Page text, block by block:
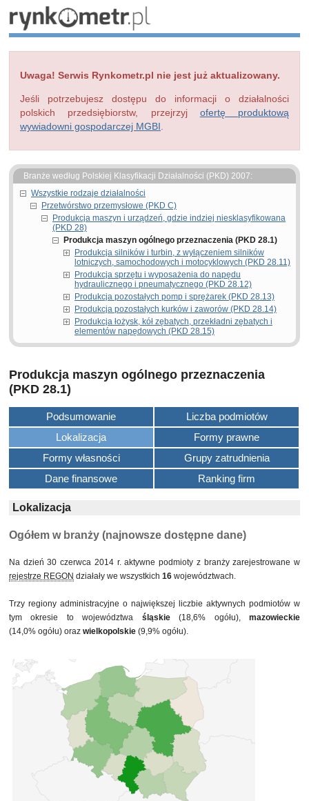
Uwaga! Serwis Rynkometr.pl nie jest już aktualizowany.
Jeśli potrzebujesz dostępu do informacji o działalności
polskich przedsiębiorstw, przejrzyj ofertę produktową
wywiadowni gospodarczej MGBI
Branże według Polskiej Klasyfikacji Działalności (PKD) 2007:
Wszystkie rodzaje działalności
Przetwórstwo przemysłowe (PKD C)
Produkcja maszyn i urządzeń, gdzie indziej niesklasyfikowana
(PKD 28)
Produkcja maszyn ogólnego przeznaczenia (PKD 28.1)
Produkcja silników i turbin, z wyłączeniem silników
lotniczych, samochodowych i motocyklowych (PKD 28.11)
Produkcja sprzętu i wyposażenia do napędu
hydraulicznego i pneumatycznego (PKD 28.12)
Produkcja pozostałych pomp i sprężarek (PKD 28.13)
Produkcja pozostałych kurków i zaworów (PKD 28.14)
Produkcja łożysk, kół zębatych, przekładni zębatych i
elementów napędowych (PKD 28.15)
Produkcja maszyn ogólnego przeznaczenia
(PKD 28.1)
Podsumowanie
Liczba podmiotów
Lokalizacja
Formy prawne
Formy własności
Grupy zatrudnienia
Dane finansowe
Ranking firm
Lokalizacja
Ogółem w branży (najnowsze dostępne dane)
Na dzień 30 czerwca 2014 r. aktywne podmioty z branży zarejestrowane w
rejestrze REGON działały we wszystkich 16 województwach.
Trzy regiony administracyjne o największej liczbie aktywnych podmiotów w
tym okresie to województwa śląskie(18,6% ogółu),mazowieckie
(14,0% ogółu) oraz wielkopolskie (9,9% ogółu).